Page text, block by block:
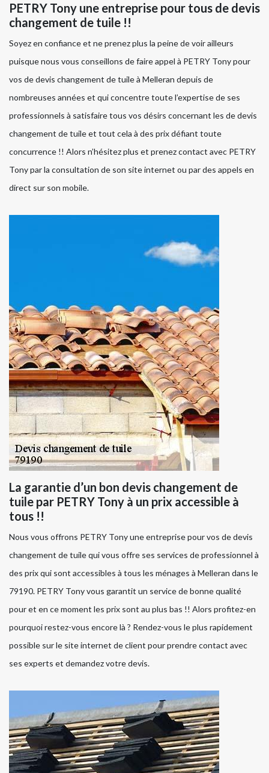
PETRY Tony une entreprise pour tous de devis
changement de tuile !!
Soyez en confiance et ne prenez plus la peine de voir ailleurs
puisque nous vous conseillons de faire appel à PETRY Tony pour
vos de devis changement de tuile à Melleran depuis de
nombreuses années et qui concentre toute l’expertise de ses
professionnels à satisfaire tous vos désirs concernant les de devis
changement de tuile et tout cela à des prix défiant toute
concurrence !! Alors n’hésitez plus et prenez contact avec PETRY
Tony par la consultation de son site internet ou par des appels en
direct sur son mobile.
La garantie d’un bon devis changement de
tuile par PETRY Tony à un prix accessible à
tous !!
Nous vous offrons PETRY Tony une entreprise pour vos de devis
changement de tuile qui vous offre ses services de professionnel à
des prix qui sont accessibles à tous les ménages à Melleran dans le
79190. PETRY Tony vous garantit un service de bonne qualité
pour et en ce moment les prix sont au plus bas !! Alors profitez-en
pourquoi restez-vous encore là ? Rendez-vous le plus rapidement
possible sur le site internet de client pour prendre contact avec
ses experts et demandez votre devis.